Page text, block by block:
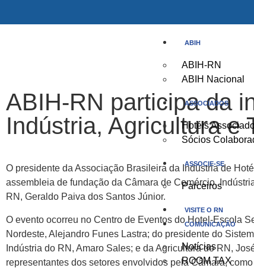
ABIH
ABIH-RN
ABIH Nacional
ASSOCIADOS
Hotéis
Sócios
ASSOCIE-SE
Parceiros
VISITE O RN
COMUNICAÇÃO
Notícias
ROOM TAX
ABIH-RN participa da
Indústria, Agricultura e
O presidente da Associação Brasileira da Indústria de
assembleia de fundação da Câmara de Comércio,
RN, Geraldo Paiva dos Santos Júnior.
O evento ocorreu no Centro de Eventos do Hotel-Escola
Nordeste, Alejandro Funes Lastra; do presidente do
Indústria do RN, Amaro Sales; e da Agricultura do RN,
representantes dos setores envolvidos pela Câmara,